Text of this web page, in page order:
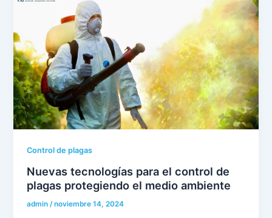
Control de plagas
Nuevas tecnologías para el control de
plagas protegiendo el medio ambiente
admin /noviembre 14, 2024